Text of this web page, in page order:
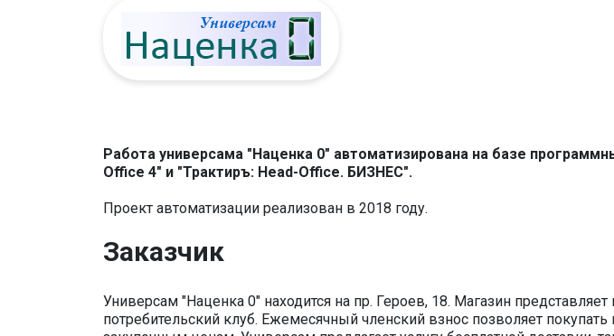
Работа универсама "Наценка 0" автоматизирована на базе
Office 4" и "Трактиръ: Head-Office. БИЗНЕС".
Проект автоматизации реализован в 2018 году.
Заказчик
Универсам "Наценка 0" находится на пр. Героев, 18. Магазин
потребительский клуб. Ежемесячный членский взнос позволяет